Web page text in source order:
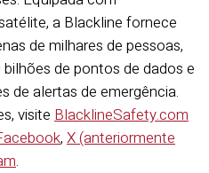
a Blackline fornece
de milhares de pessoas,
de pontos de dados e
de alertas de emergência.
visite BlacklineSafety.com
, X (anteriormente
.